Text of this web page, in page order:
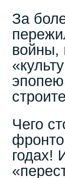
За
войны,
Чего
годах!